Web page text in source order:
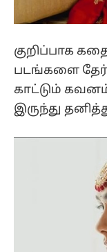
குறிப்பாக
படங்களை
காட்டும்
இருந்து